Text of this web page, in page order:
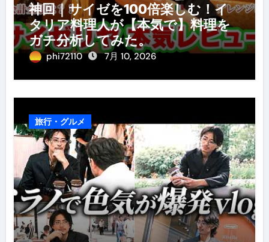
神回｜サイゼを100倍楽しむ！イ
タリア料理人が【本気で】料理を
ガチ分析してみた。
phi72110 7月 10, 2026
旅行・グルメ